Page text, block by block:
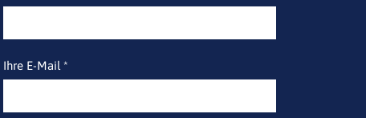
Ihre E-Mail *